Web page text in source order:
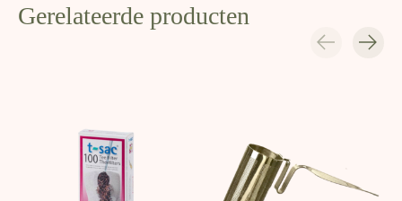
Gerelateerde producten